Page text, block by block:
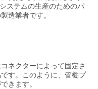
ステムの生産のためのパ
造業者です。
ネクターによって固定さ
す。このように、管棚プ
きます。